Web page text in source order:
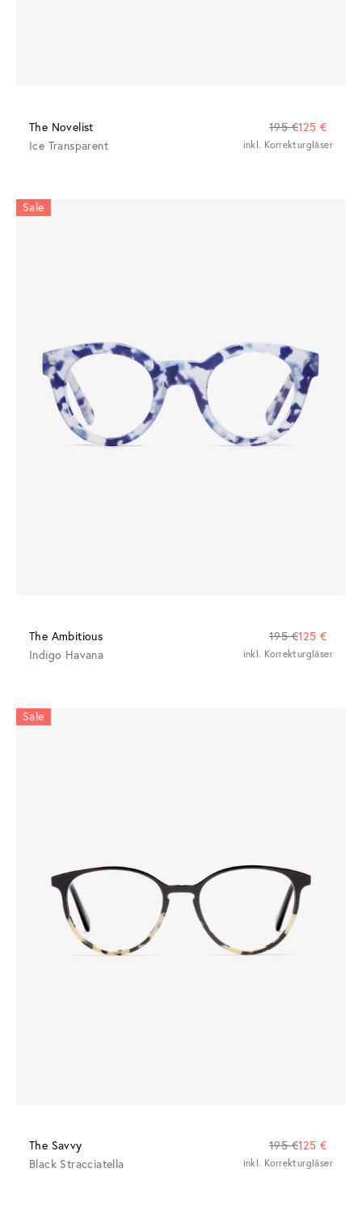
The Novelist 195 €125 €
Ice Transparent
inkl. Korrekturgläser
Sale
The Ambitious 195 €125 €
Indigo Havana
inkl. Korrekturgläser
Sale
The Savvy 195 €125 €
Black Stracciatella
inkl. Korrekturgläser